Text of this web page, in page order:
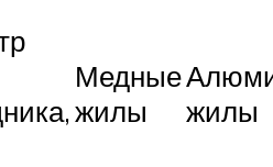
Медные
жилы
жилы